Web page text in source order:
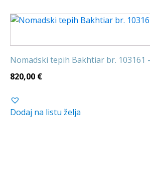
Nomadski tepih Bakhtiar br. 103161
820,00 €
Dodaj na listu želja